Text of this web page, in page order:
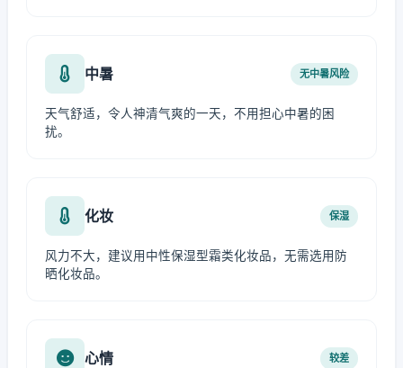
中暑 无中暑风险
天气舒适，令人神清气爽的一天，不用担心中暑的困
扰。
化妆 保湿
风力不大，建议用中性保湿型霜类化妆品，无需选用防
晒化妆品。
心情 较差